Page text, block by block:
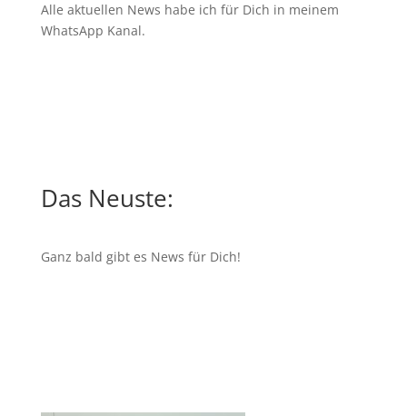
Alle aktuellen News habe ich für Dich in meinem
WhatsApp Kanal.
Das Neuste:
Ganz bald gibt es News für Dich!